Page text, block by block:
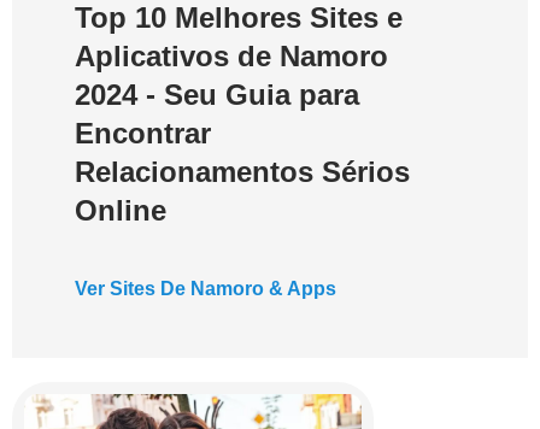
Top 10 Melhores Sites e
Aplicativos de Namoro
2024 - Seu Guia para
Encontrar
Relacionamentos Sérios
Online
Ver Sites De Namoro & Apps